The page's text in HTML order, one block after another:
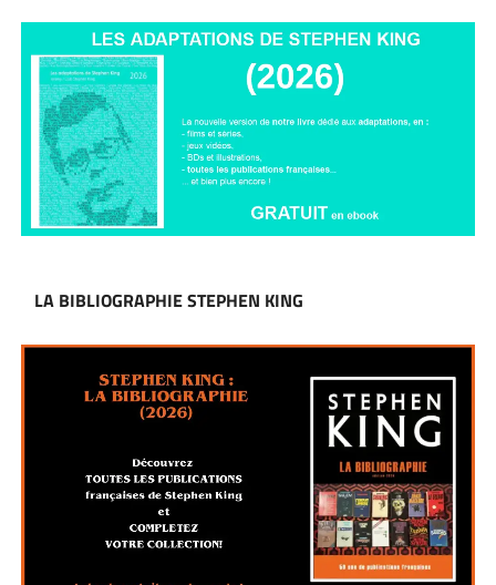
LA BIBLIOGRAPHIE STEPHEN KING